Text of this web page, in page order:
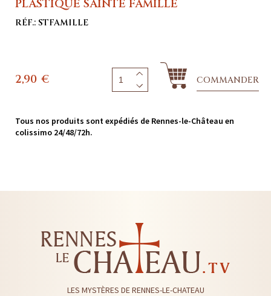
PLASTIQUE SAINTE FAMILLE
RÉF.: STFAMILLE
2,90 € COMMANDER
Tous nos produits sont expédiés de Rennes-le-Château en
colissimo 24/48/72h.
LES MYSTÈRES DE RENNES-LE-CHATEAU